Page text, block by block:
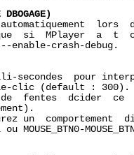
DBOGAGE)
lors
si  MPlayer  a  t
enable-crash-debug.
secondes  pour
clic (default :
fentes  dcider  ce
un
ou MOUSE_BTN0-